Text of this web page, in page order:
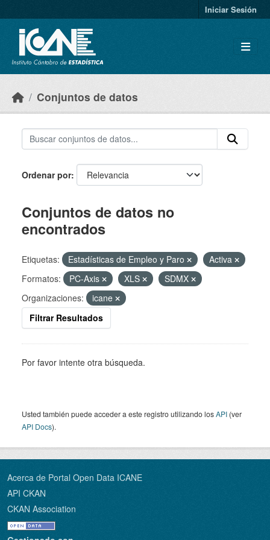
Iniciar Sesión
Conjuntos de datos
Ordenar por
Conjuntos de datos no
encontrados
Etiquetas: Estadísticas de Empleo y Paro
Activa
Formatos:
PC-Axis XLS
SDMX
Organizaciones:
icane
Filtrar Resultados
Por favor intente otra búsqueda.
Usted también puede acceder a este registro utilizando losAPI (ver
API Docs).
Acerca de Portal Open Data ICANE
API CKAN
CKAN Association